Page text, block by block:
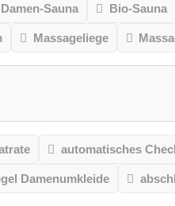
Damen-Sauna Bio-Sauna
Massageliege
automatisches
Damenumkleide